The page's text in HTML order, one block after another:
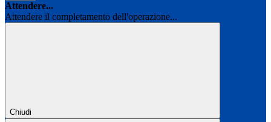
Attendere...
Attendere il completamento dell'operazione...
Chiudi